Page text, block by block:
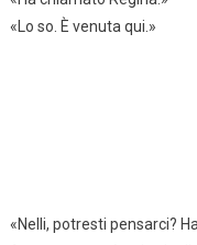
«Lo so. È venuta qui.»
«Nelli, potresti pensarci?